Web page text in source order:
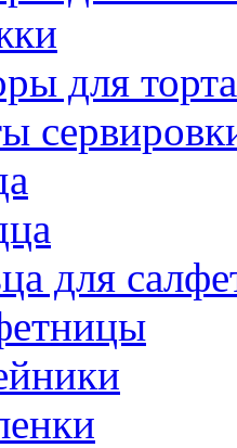
для торта
для